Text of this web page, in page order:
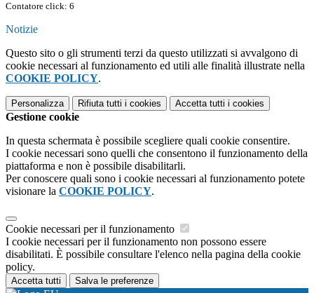
Contatore click: 6
Notizie
Questo sito o gli strumenti terzi da questo utilizzati si avvalgono di
cookie necessari al funzionamento ed utili alle finalità illustrate nella
COOKIE POLICY.
Personalizza Rifiuta tutti i cookies Accetta tutti i cookies
Gestione cookie
In questa schermata è possibile scegliere quali cookie consentire.
I cookie necessari sono quelli che consentono il funzionamento della
piattaforma e non è possibile disabilitarli.
Per conoscere quali sono i cookie necessari al funzionamento potete
visionare la COOKIE POLICY.
Cookie necessari per il funzionamento
I cookie necessari per il funzionamento non possono essere
disabilitati. È possibile consultare l'elenco nella pagina della cookie
policy.
Accetta tutti Salva le preferenze